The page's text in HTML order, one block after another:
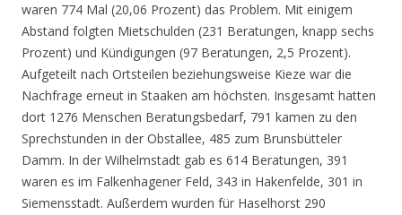
waren 774 Mal (20,06 Prozent) das Problem. Mit einigem
Abstand folgten Mietschulden (231 Beratungen, knapp sechs
Prozent) und Kündigungen (97 Beratungen, 2,5 Prozent).
Aufgeteilt nach Ortsteilen beziehungsweise Kieze war die
Nachfrage erneut in Staaken am höchsten. Insgesamt hatten
dort 1276 Menschen Beratungsbedarf, 791 kamen zu den
Sprechstunden in der Obstallee, 485 zum Brunsbütteler
Damm. In der Wilhelmstadt gab es 614 Beratungen, 391
waren es im Falkenhagener Feld, 343 in Hakenfelde, 301 in
Siemensstadt. Außerdem wurden für Haselhorst 290